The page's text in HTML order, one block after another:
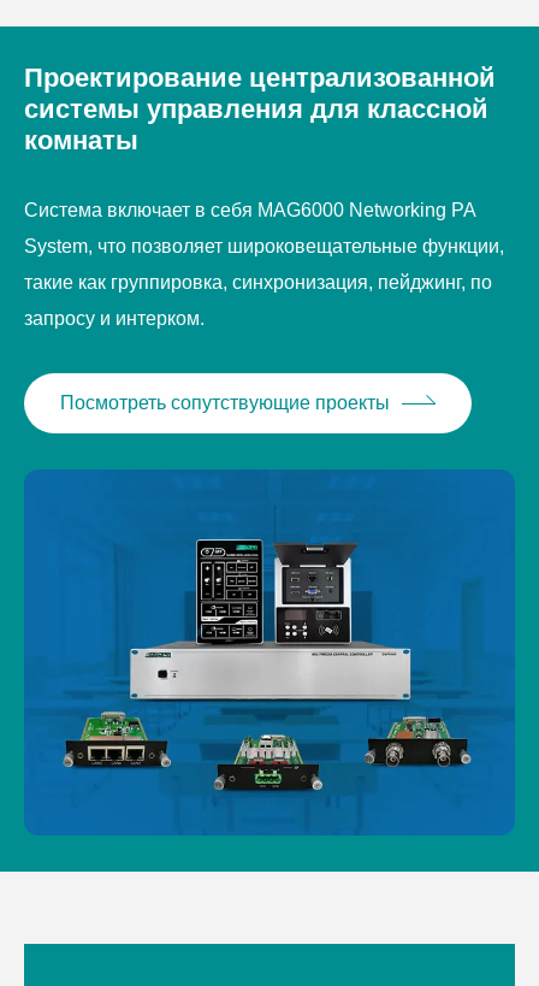
оборудования мультимедиа класса, с функцией
управления времени, дистанционным контролем и
множественными функциями управлением
удовлетворения различных потребностей клиентов;
Система используется в основном в школах.
Проектирование централизованной
системы управления для классной
комнаты
Система включает в себя MAG6000 Networking PA
System, что позволяет широковещательные функции,
такие как группировка, синхронизация, пейджинг, по
запросу и интерком.
Посмотреть сопутствующие проекты